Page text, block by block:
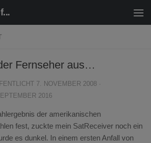
Fernseher aus…
7. NOVEMBER 2008 ·
2016
der amerikanischen
fest, zuckte mein SatReceiver noch ein
es dunkel. In einem ersten Anfall von